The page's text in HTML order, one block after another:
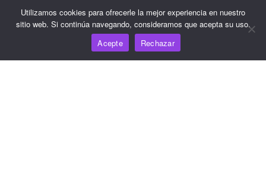
Recursos
Centro de conocimiento
Utilizamos cookies para ofrecerle la mejor experiencia en nuestro
sitio web. Si continúa navegando, consideramos que acepta su uso.
Acepte
Rechazar